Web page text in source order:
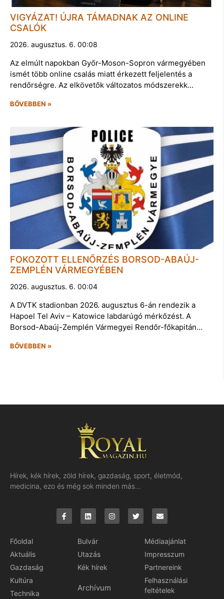
VIGYÁZAT! ÚJRA TÁMADNAK AZ ONLINE
CSALÓK
2026. augusztus. 6. 00:08
Az elmúlt napokban Győr-Moson-Sopron vármegyében
ismét több online csalás miatt érkezett feljelentés a
rendőrségre. Az elkövetők változatos módszerekk…
BŐVEBBEN »
FOKOZOTT ELLENŐRZÉS BORSOD-ABAÚJ-
ZEMPLÉN VÁRMEGYÉBEN
2026. augusztus. 6. 00:04
A DVTK stadionban 2026. augusztus 6-án rendezik a
Hapoel Tel Aviv – Katowice labdarúgó mérkőzést. A
Borsod-Abaúj-Zemplén Vármegyei Rendőr-főkapitán…
BŐVEBBEN »
Hírek, kék hírek, zöld hírek, gazdaság, sport, életmód,
medicina, ezo és még sok minden más…
Főoldal
Aktuális
Gazdaság
Kultúra
Technika
Bulvár
Utazás
Kék hírek
Archívum
Médiaajánlat
Impresszum
Partnereink
Felhasználási
feltételek